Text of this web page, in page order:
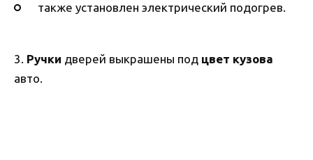
также установлен электрический подогрев.
3. Ручки дверей выкрашены под цвет кузова
авто.